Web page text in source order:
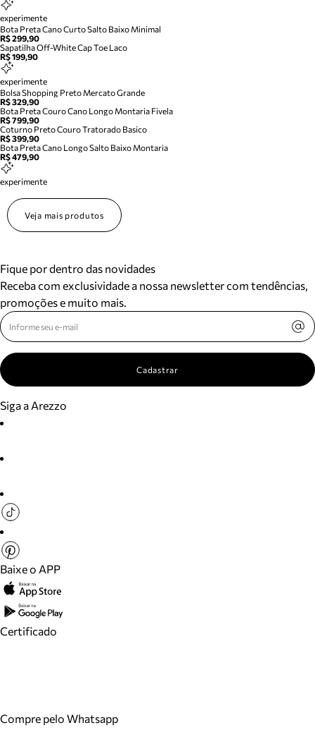
experimente
Bota Preta Cano Curto Salto Baixo Minimal
R$ 299,90
Sapatilha Off-White Cap Toe Laco
R$ 199,90
experimente
Bolsa Shopping Preto Mercato Grande
R$ 329,90
Bota Preta Couro Cano Longo Montaria Fivela
R$ 799,90
Coturno Preto Couro Tratorado Basico
R$ 399,90
Bota Preta Cano Longo Salto Baixo Montaria
R$ 479,90
experimente
Veja mais produtos
Fique por dentro das novidades
Receba com exclusividade a nossa newsletter com tendências,
promoções e muito mais.
Cadastrar
Siga a Arezzo
Baixe o APP
Certificado
Compre pelo Whatsapp